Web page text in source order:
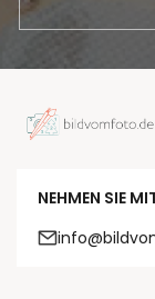
NEHMEN SIE